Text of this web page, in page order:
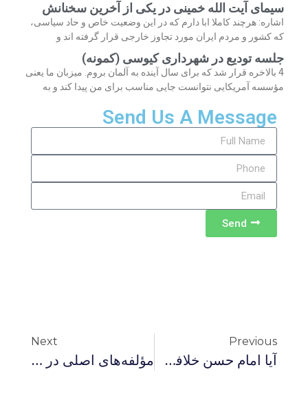
سیمای آیت الله خمینی در یکی از آخرین سخنانش
اشاره: هرچند کاملا ابا دارم که در این وضعیت خاص و حاد سیاسی،
که کشور و مردم ایران مورد تجاوز خارجی قرار گرفته اند و
جلسه تودیع در شهرداری کیوسی (کمونه)
4 بالاخره قرار شد که برای سال آینده به آلمان بروم. میزبان ما یعنی
مؤسسه آمریکایی نتوانست جایی مناسب برای من پیدا کند و به
Send Us A Message
Send
Previous
آیا امام حسن خلافت را به پول فروخت؟ (قسمت اول)
Next
مؤلفه‌هاى اصلى در جنبش پروتستانى